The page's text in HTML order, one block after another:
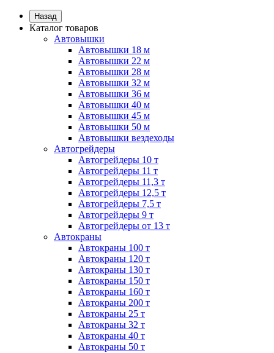
Назад
Каталог товаров
Автовышки
Автовышки 18 м
Автовышки 22 м
Автовышки 28 м
Автовышки 32 м
Автовышки 36 м
Автовышки 40 м
Автовышки 45 м
Автовышки 50 м
Автовышки вездеходы
Автогрейдеры
Автогрейдеры 10 т
Автогрейдеры 11 т
Автогрейдеры 11,3 т
Автогрейдеры 12,5 т
Автогрейдеры 7,5 т
Автогрейдеры 9 т
Автогрейдеры от 13 т
Автокраны
Автокраны 100 т
Автокраны 120 т
Автокраны 130 т
Автокраны 150 т
Автокраны 160 т
Автокраны 200 т
Автокраны 25 т
Автокраны 32 т
Автокраны 40 т
Автокраны 50 т